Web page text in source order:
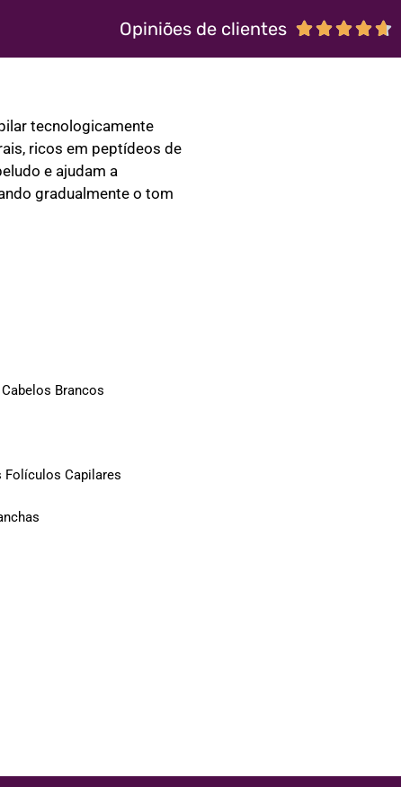
Opiniões de clientes 
tecnologicamente
ricos em peptídeos de
e ajudam a
gradualmente o tom
Brancos
Folículos Capilares